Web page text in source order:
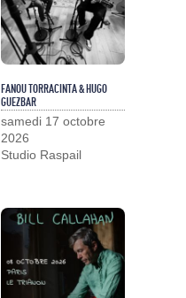
FANOU TORRACINTA & HUGO
GUEZBAR
samedi 17 octobre
2026
Studio Raspail